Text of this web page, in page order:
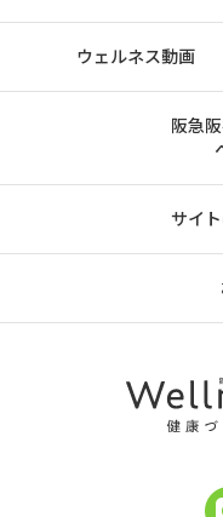
ウェルネス動画
阪急
サイ